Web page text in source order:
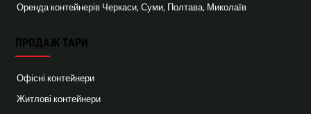
Оренда контейнерів Черкаси, Суми, Полтава, Миколаїв
ПРОДАЖ ТАРИ
Офісні контейнери
Житлові контейнери